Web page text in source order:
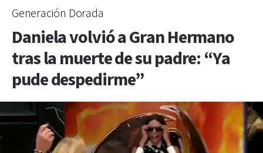
Generación Dorada
Daniela volvió a Gran Hermano
tras la muerte de su padre: “Ya
pude despedirme”